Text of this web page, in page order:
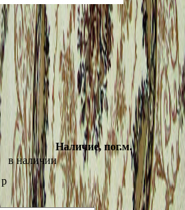
Наличие, пог.м.
в наличии
p